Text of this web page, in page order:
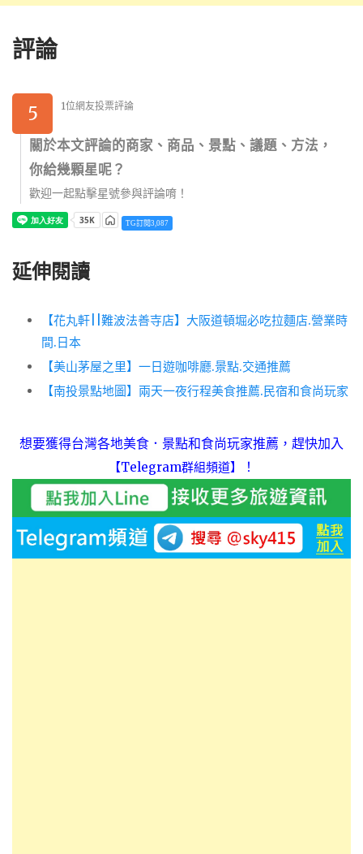
評論
5 1位網友投票評論
關於本文評論的商家、商品、景點、議題、方法，
你給幾顆星呢？
歡迎一起點擊星號參與評論唷！
TG訂閱3,087
延伸閱讀
【花丸軒||難波法善寺店】大阪道頓堀必吃拉麵店.營業時
間.日本
【美山茅屋之里】一日遊咖啡廳.景點.交通推薦
【南投景點地圖】兩天一夜行程美食推薦.民宿和食尚玩家
想要獲得台灣各地美食．景點和食尚玩家推薦，趕快加入
【Telegram群組頻道】 ！